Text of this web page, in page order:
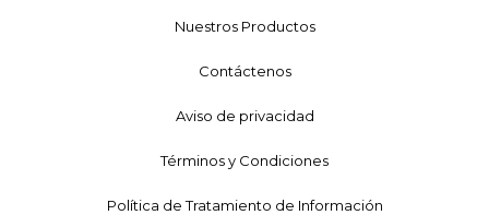
Nuestros Productos
Contáctenos
Aviso de privacidad
Términos y Condiciones
Política de Tratamiento de Información